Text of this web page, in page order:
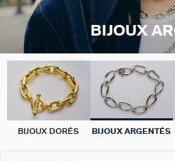
BIJOUX
BIJOUX DORÉS BIJOUX ARGENTÉS